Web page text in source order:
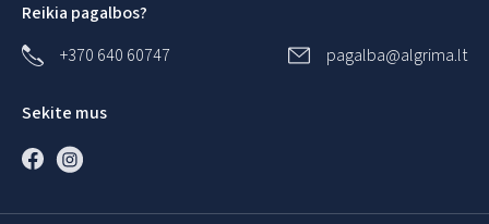
Reikia pagalbos?
+370 640 60747
pagalba@algrima.lt
Sekite mus